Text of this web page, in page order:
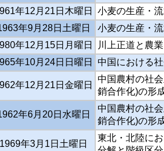
年12月21日木曜日
小麦の生産・
年9月28日土曜日
小麦の生産・
年12月15日月曜日
川上正道と農
年10月24日日曜日
中国における
年12月21日金曜日
中国農村の社
銷合作化)の形
年6月20日水曜日
中国農村の社
銷合作化)の形
1969年3月1日土曜日
東北・北陸に